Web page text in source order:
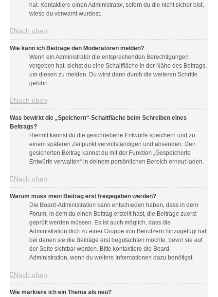
hat. Kontaktiere einen Administrator, sofern du die nicht sicher bist,
wieso du verwarnt wurdest.
Nach oben
Wie kann ich Beiträge den Moderatoren melden?
Wenn ein Administrator die entsprechenden Berechtigungen
vergeben hat, siehst du eine Schaltfläche in der Nähe des Beitrags,
um diesen zu melden. Du wirst dann durch die weiteren Schritte
geführt.
Nach oben
Was bewirkt die „Speichern“-Schaltfläche beim Schreiben eines
Beitrags?
Hiermit kannst du die geschriebene Entwürfe speichern und zu
einem späteren Zeitpunkt vervollständigen und absenden. Den
gesicherten Beitrag kannst du mit der Funktion „Gespeicherte
Entwürfe verwalten“ in deinem persönlichen Bereich erneut laden.
Nach oben
Warum muss mein Beitrag erst freigegeben werden?
Die Board-Administration kann entschieden haben, dass in dem
Forum, in dem du einen Beitrag erstellt hast, die Beiträge zuerst
geprüft werden müssen. Es ist auch möglich, dass die
Administration dich zu einer Gruppe von Benutzern hinzugefügt hat,
bei denen sie die Beiträge erst begutachten möchte, bevor sie auf
der Seite sichtbar werden. Bitte kontaktiere die Board-
Administration, wenn du weitere Informationen dazu benötigst.
Nach oben
Wie markiere ich ein Thema als neu?